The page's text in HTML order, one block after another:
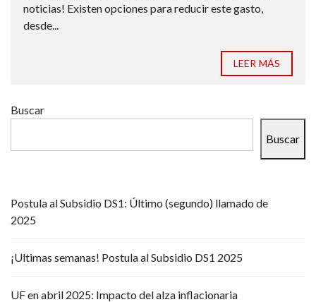
noticias! Existen opciones para reducir este gasto,
desde...
LEER MÁS
Buscar
Buscar
Postula al Subsidio DS1: Último (segundo) llamado de
2025
¡Ultimas semanas! Postula al Subsidio DS1 2025
UF en abril 2025: Impacto del alza inflacionaria